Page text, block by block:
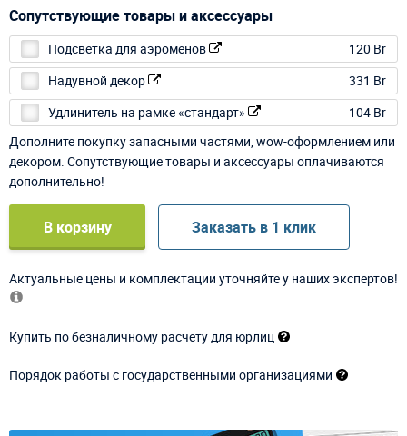
Сопутствующие товары и аксессуары
Подсветка для аэроменов
120 Br
Надувной декор
331 Br
Удлинитель на рамке «стандарт»
104 Br
Дополните покупку запасными частями, wow-оформлением или
декором. Сопутствующие товары и аксессуары оплачиваются
дополнительно!
В корзину Заказать в 1 клик
Актуальные цены и комплектации уточняйте у наших экспертов!
Купить по безналичному расчету для юрлиц
Порядок работы с государственными организациями